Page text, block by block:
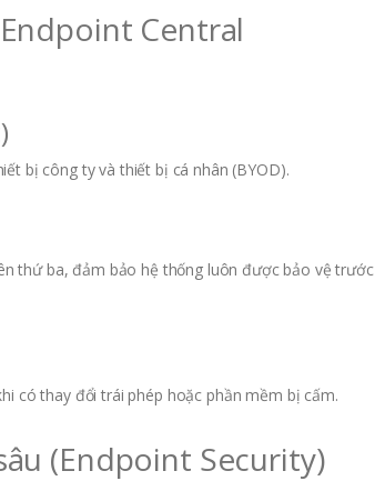
Central
bị công ty và thiết bị cá nhân (BYOD).
thứ ba, đảm bảo hệ thống luôn được bảo vệ trước
có thay đổi trái phép hoặc phần mềm bị cấm.
(Endpoint Security)